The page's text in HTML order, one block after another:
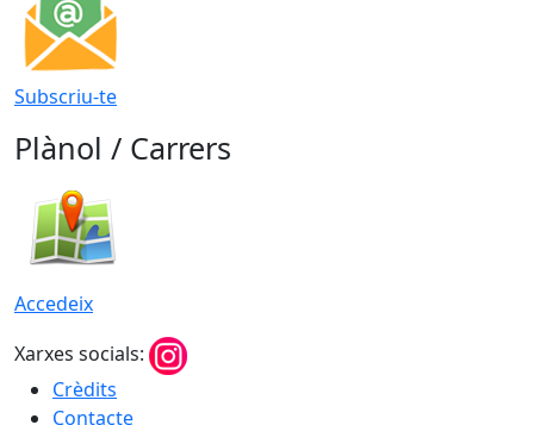
Subscriu-te
Plànol / Carrers
Accedeix
Xarxes socials:
Crèdits
Contacte